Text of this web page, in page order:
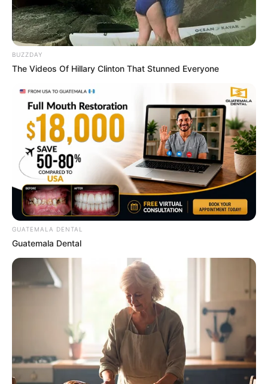
Men, You Don't Need Viagra If You Do This Once A
Day
MEDVI
Walgreens Hides This $1 Generic Viagra - Here's
The Aisle It's Really In.
FRIDAY PLANS
BUZZDAY
The Videos Of Hillary Clinton That Stunned Everyone
GUATEMALA DENTAL
Guatemala Dental